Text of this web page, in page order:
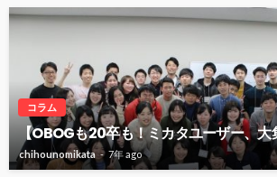
コラム
【OBOGも20卒も！ミカタユーザー、大
chihounomikata 7年 ago